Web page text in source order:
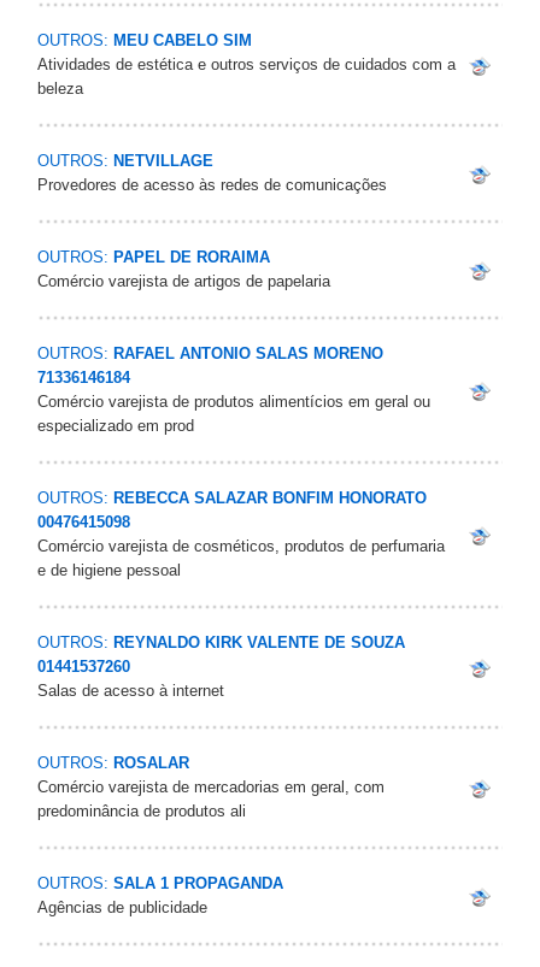
OUTROS: MEU CABELO SIM
Atividades de estética e outros serviços de cuidados com a
beleza
OUTROS: NETVILLAGE
Provedores de acesso às redes de comunicações
OUTROS: PAPEL DE RORAIMA
Comércio varejista de artigos de papelaria
OUTROS: RAFAEL ANTONIO SALAS MORENO
71336146184
Comércio varejista de produtos alimentícios em geral ou
especializado em prod
OUTROS: REBECCA SALAZAR BONFIM HONORATO
00476415098
Comércio varejista de cosméticos, produtos de perfumaria
e de higiene pessoal
OUTROS: REYNALDO KIRK VALENTE DE SOUZA
01441537260
Salas de acesso à internet
OUTROS: ROSALAR
Comércio varejista de mercadorias em geral, com
predominância de produtos ali
OUTROS: SALA 1 PROPAGANDA
Agências de publicidade